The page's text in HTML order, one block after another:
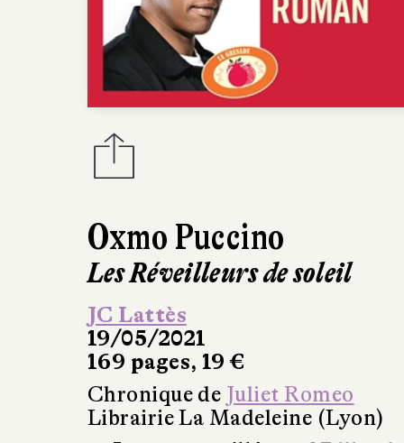
Oxmo Puccino
Les Réveilleurs de soleil
JC Lattès
19/05/2021
169 pages, 19 €
Chronique de Juliet Romeo
Librairie La Madeleine (Lyon)